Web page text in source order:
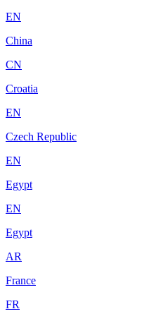
EN
China
CN
Croatia
EN
Czech Republic
EN
Egypt
EN
Egypt
AR
France
FR